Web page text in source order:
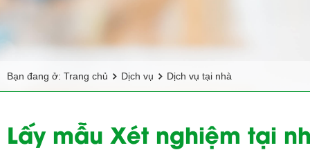
Bạn đang ở: Trang chủ Dịch vụ Dịch vụ tại nhà
Lấy mẫu Xét nghiệm tại